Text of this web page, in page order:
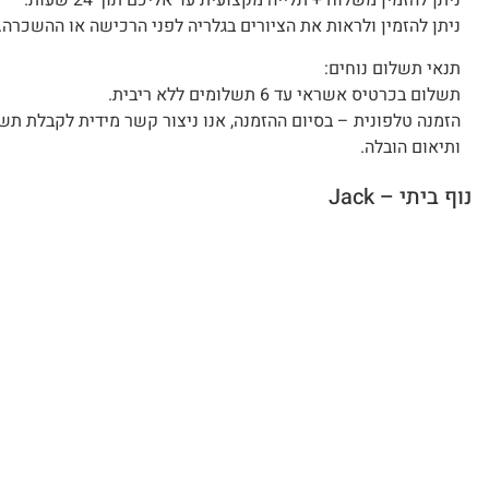
ניתן להזמין ולראות את הציורים בגלריה לפני הרכישה או
תנאי תשלום נוחים:
תשלום בכרטיס אשראי עד 6 תשלומים ללא ריבית.
הזמנה טלפונית – בסיום ההזמנה, אנו ניצור קשר מידית לקבלת
ותיאום הובלה.
נוף ביתי – Jack